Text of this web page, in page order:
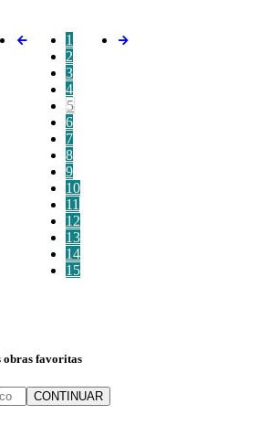
1
2
3
4
5
6
7
8
9
10
11
12
13
14
15
obras favoritas
CONTINUAR